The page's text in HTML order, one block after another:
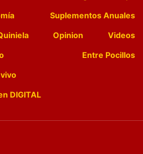
Suplementos Anuales
Opinion
Videos
Entre Pocillos
DIGITAL